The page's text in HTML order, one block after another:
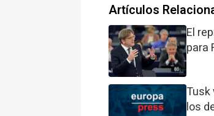
Artículos
El
para
Tusk
los